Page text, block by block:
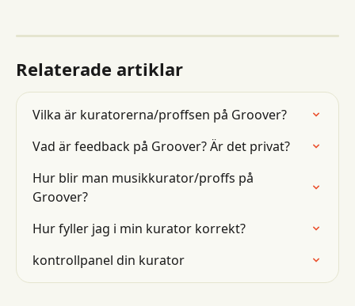
Relaterade artiklar
Vilka är kuratorerna/proffsen på Groover?
Vad är feedback på Groover? Är det privat?
Hur blir man musikkurator/proffs på
Groover?
Hur fyller jag i min kurator korrekt?
kontrollpanel din kurator